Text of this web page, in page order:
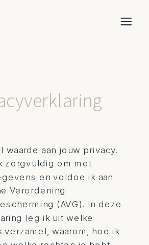
waarde aan jouw privacy.
zorgvuldig om met
en voldoe ik aan
Verordening
(AVG). In deze
leg ik uit welke
waarom, hoe ik